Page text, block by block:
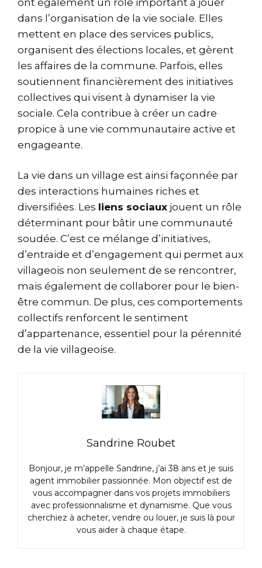
dans l’organisation de la vie sociale. Elles
mettent en place des services publics,
organisent des élections locales, et gèrent
les affaires de la commune. Parfois, elles
soutiennent financièrement des initiatives
collectives qui visent à dynamiser la vie
sociale. Cela contribue à créer un cadre
propice à une vie communautaire active et
engageante.
La vie dans un village est ainsi façonnée par
des interactions humaines riches et
diversifiées. Les liens sociaux jouent un rôle
déterminant pour bâtir une communauté
soudée. C’est ce mélange d’initiatives,
d’entraide et d’engagement qui permet aux
villageois non seulement de se rencontrer,
mais également de collaborer pour le bien-
être commun. De plus, ces comportements
collectifs renforcent le sentiment
d’appartenance, essentiel pour la pérennité
de la vie villageoise.
Sandrine Roubet
Bonjour, je m’appelle Sandrine, j’ai 38 ans et je suis
agent immobilier passionnée. Mon objectif est de
vous accompagner dans vos projets immobiliers
avec professionnalisme et dynamisme. Que vous
cherchiez à acheter, vendre ou louer, je suis là pour
vous aider à chaque étape.